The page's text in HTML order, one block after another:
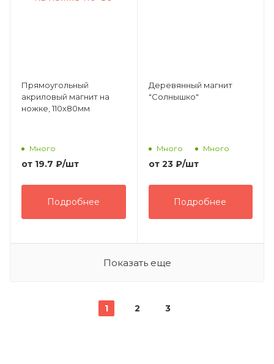
Прямоугольный
акриловый магнит на
ножке, 110х80мм
Много
от 19.7 ₽/шт
Подробнее
Деревянный магнит
"Солнышко"
Много Много
от 23 ₽/шт
Подробнее
Показать еще
1 2 3